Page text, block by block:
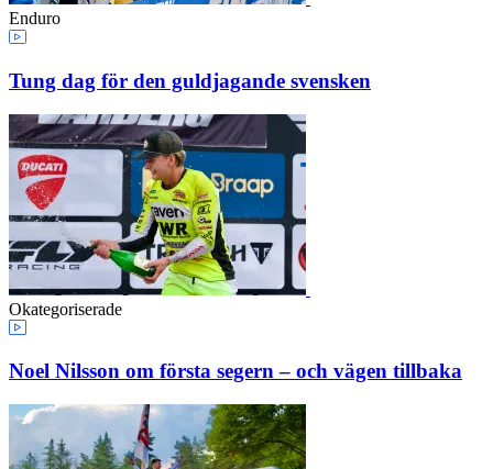
Enduro
Tung dag för den guldjagande svensken
Okategoriserade
Noel Nilsson om första segern – och vägen tillbaka